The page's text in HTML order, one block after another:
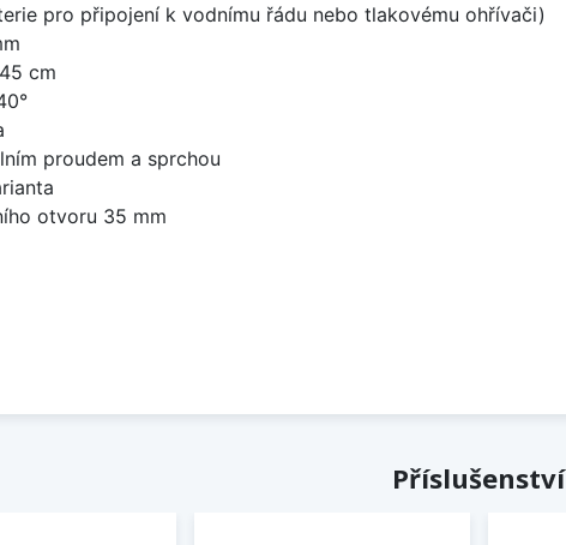
pro připojení k vodnímu řádu nebo tlakovému ohřívači)
45 cm
proudem a sprchou
otvoru 35 mm
Příslušenství